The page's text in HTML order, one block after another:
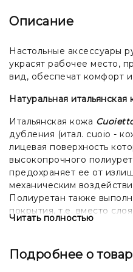
Описание
Настольные аксессуары
украсят рабочее место,
вид, обеспечат комфорт
Натуральная
Итальянская кожа
дубления (итал. cuoio -
лицевая поверхность
высокопрочного
предохраняет ее от
механическим
Полиуретан также
покрытия, т.е. вместо
подавляющее
однородная.
Читать полностью
Подробнее о